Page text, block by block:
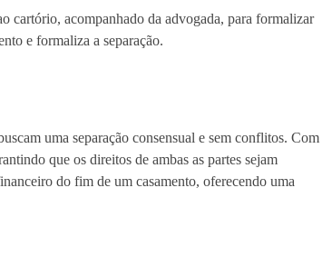
cartório, acompanhado da advogada, para formalizar
e formaliza a separação.
uma separação consensual e sem conflitos. Com
que os direitos de ambas as partes sejam
do fim de um casamento, oferecendo uma